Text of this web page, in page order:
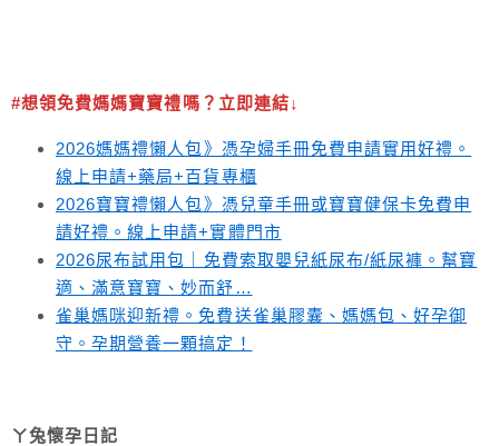
#想領免費媽媽寶寶禮嗎？立即連結↓
2026媽媽禮懶人包》憑孕婦手冊免費申請實用好禮。
線上申請+藥局+百貨專櫃
2026寶寶禮懶人包》憑兒童手冊或寶寶健保卡免費申
請好禮。線上申請+實體門市
2026尿布試用包｜免費索取嬰兒紙尿布/紙尿褲。幫寶
適、滿意寶寶、妙而舒…
雀巢媽咪迎新禮。免費送雀巢膠囊、媽媽包、好孕御
守。孕期營養一顆搞定！
ㄚ兔懷孕日記